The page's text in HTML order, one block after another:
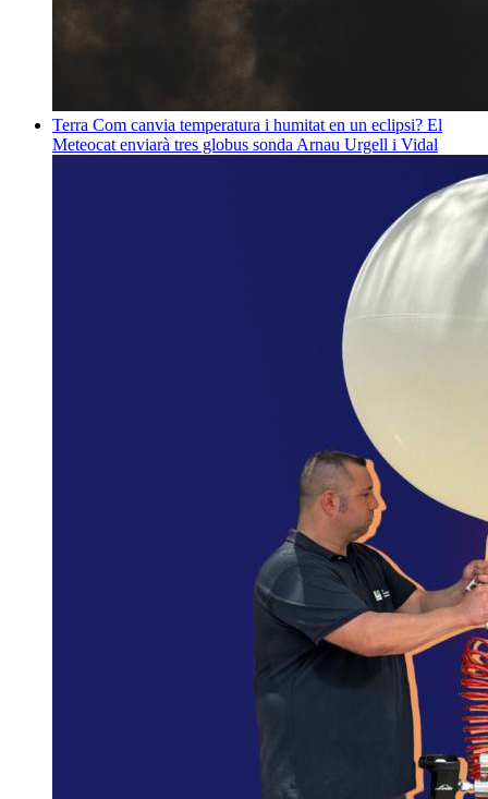
Terra Com canvia temperatura i humitat en un eclipsi? El
Meteocat enviarà tres globus sonda Arnau Urgell i Vidal